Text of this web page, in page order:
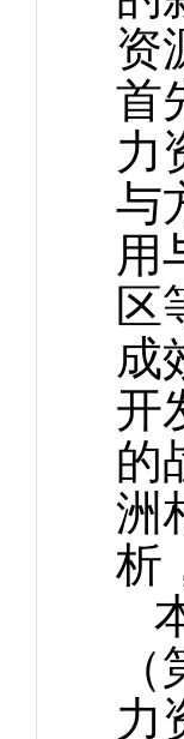
资
首
力
与
用
区
成
开
的
洲
析
力